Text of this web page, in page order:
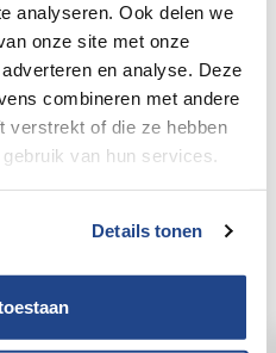
analyseren. Ook delen we
onze site met onze
en analyse. Deze
combineren met andere
verstrekt of die ze hebben
van hun services.
Details tonen